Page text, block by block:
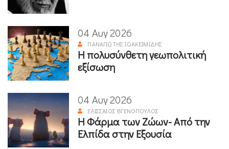
04 Αυγ 2026
ΠΑΝΑΓΙΏΤΗΣ ΙΩΑΚΕΙΜΊΔΗΣ
Η πολυσύνθετη γεωπολιτική
εξίσωση
04 Αυγ 2026
ΕΛΙΣΣΑΊΟΣ ΒΓΕΝΌΠΟΥΛΟΣ
Η Φάρμα των Ζώων- Από την
Ελπίδα στην Εξουσία